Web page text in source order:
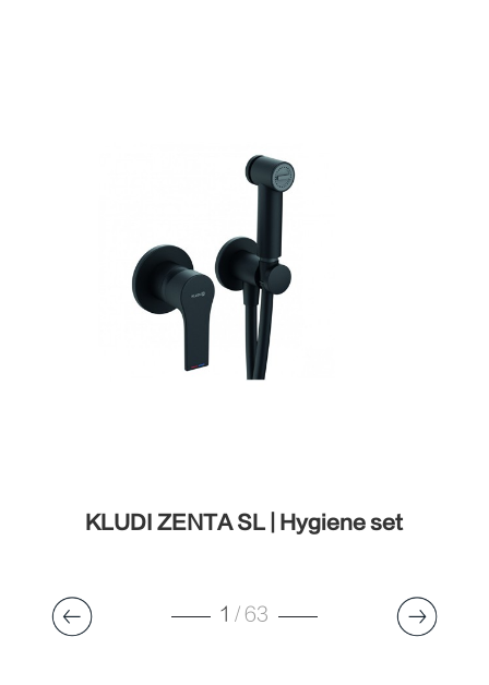
KLUDI ZENTA SL | Hygiene set
1 /63